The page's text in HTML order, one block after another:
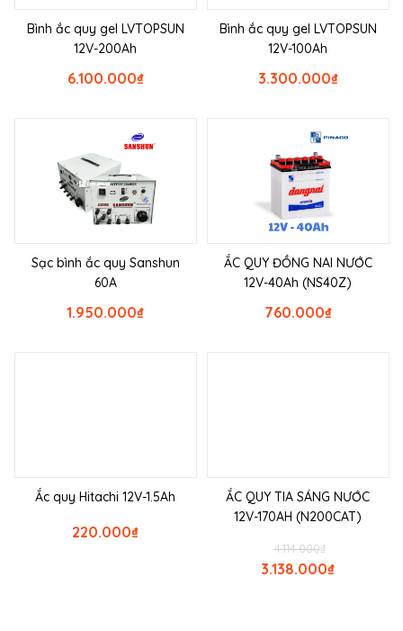
Bình ắc quy gel LVTOPSUN
12V-200Ah
₫
6.100.000
Bình ắc quy gel LVTOPSUN
12V-100Ah
₫
3.300.000
Sạc bình ắc quy Sanshun
60A
₫
1.950.000
ẮC QUY ĐỒNG NAI NƯỚC
12V-40Ah (NS40Z)
₫
760.000
Ắc quy Hitachi 12V-1.5Ah
₫
220.000
ẮC QUY TIA SÁNG NƯỚC
12V-170AH (N200CAT)
₫
4.114.000
₫
3.138.000